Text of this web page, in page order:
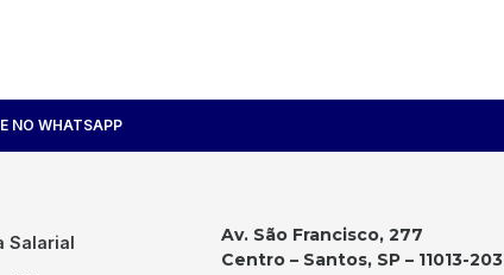
NO WHATSAPP
Salarial
Av. São Francisco, 277
Centro – Santos, SP – 11013-203